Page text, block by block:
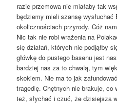
razie przemowa nie miałaby tak
będziemy mieli szansę wysłuchać
okolicznościach przyrody. Cóż
Nic tak nie robi wrażenia na
się działań, których nie podjąłby
główkę do pustego basenu jest
bardziej nas za to chwalą, tym
skokiem. Nie ma to jak
tragedię. Chętnych nie brakuje, co
też, słychać i czuć, że dzisiejsza